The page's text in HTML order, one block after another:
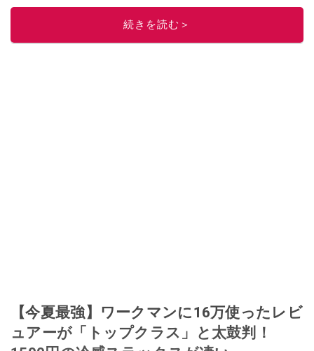
続きを読む＞
【今夏最強】ワークマンに16万使ったレビ
ュアーが「トップクラス」と太鼓判！